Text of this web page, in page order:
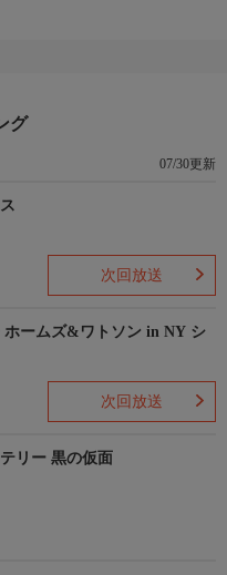
グ
07/30更新
次回放送
ホームズ&ワトソン in NY シ
次回放送
リー 黒の仮面